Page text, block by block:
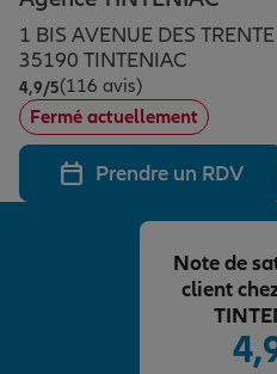
Assurance emprunteur
Prévoyance et dépendance
Assurance animal de
Protection de la famille
Protection juridique
Épargne & retraite
Plan épargne retraite
Assurance vie
Placements financiers
Investissements
Vos projets
Partir en vacances
Conseil assurance
1 BIS AVENUE DES TRENTE
35190 TINTENIAC
4,9/5Note de 4.9 sur 5
(116 avis)
Fermé actuellement
Prendre un RDV
Note de
client